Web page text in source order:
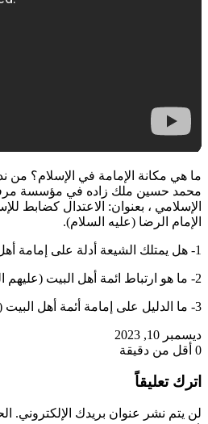
ما هي مكانة الإمامة في الإسلام؟ من
محمد حسين ملك زاده في مؤسسة مرفأ
الإسلامي ، بعنوان: الاعتدال كضابط
الإمام الرضا (عليه السلام).
1- هل يمتلك الشيعة أدلة على إمامة أهل البيت (عليهم السلام)؟
2- ما هو ارتباط ائمة أهل البيت (عليهم السلام) في الإسلام؟
3- ما الدليل على إمامة أئمة أهل البيت (عليهم السلام)؟
ديسمبر 10, 2023
0 أقل من دقيقة
عبر
البريد
اترك تعليقاً
لن يتم نشر عنوان بريدك الإلكتروني.